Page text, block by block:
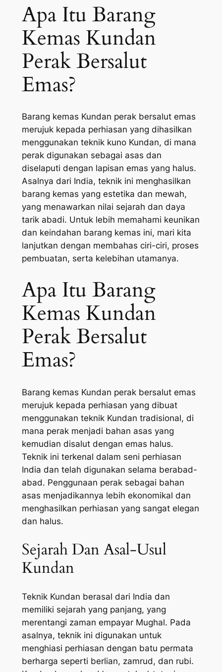
Apa Itu Barang
Kemas Kundan
Perak Bersalut
Emas?
Barang kemas Kundan perak bersalut emas
merujuk kepada perhiasan yang dihasilkan
menggunakan teknik kuno Kundan, di mana
perak digunakan sebagai asas dan
diselaputi dengan lapisan emas yang halus.
Asalnya dari India, teknik ini menghasilkan
barang kemas yang estetika dan mewah,
yang menawarkan nilai sejarah dan daya
tarik abadi. Untuk lebih memahami keunikan
dan keindahan barang kemas ini, mari kita
lanjutkan dengan membahas ciri-ciri, proses
pembuatan, serta kelebihan utamanya.
Apa Itu Barang
Kemas Kundan
Perak Bersalut
Emas?
Barang kemas Kundan perak bersalut emas
merujuk kepada perhiasan yang dibuat
menggunakan teknik Kundan tradisional, di
mana perak menjadi bahan asas yang
kemudian disalut dengan emas halus.
Teknik ini terkenal dalam seni perhiasan
India dan telah digunakan selama berabad-
abad. Penggunaan perak sebagai bahan
asas menjadikannya lebih ekonomikal dan
menghasilkan perhiasan yang sangat elegan
dan halus.
Sejarah Dan Asal-Usul
Kundan
Teknik Kundan berasal dari India dan
memiliki sejarah yang panjang, yang
merentangi zaman empayar Mughal. Pada
asalnya, teknik ini digunakan untuk
menghiasi perhiasan dengan batu permata
berharga seperti berlian, zamrud, dan rubi.